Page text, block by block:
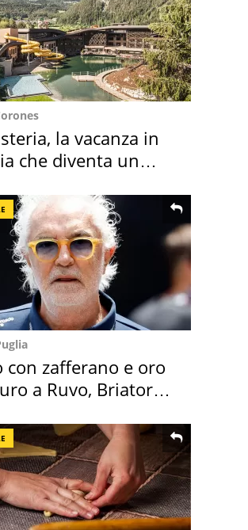
la vacanza in
che diventa un
con zafferano e oro
a Ruvo, Briatore